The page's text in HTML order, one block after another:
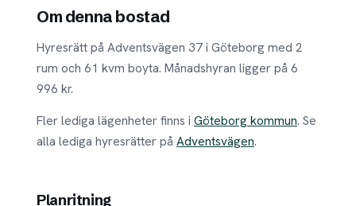
Om denna bostad
Hyresrätt på Adventsvägen 37 i Göteborg med 2
rum och 61 kvm boyta. Månadshyran ligger på 6
996 kr.
Fler lediga lägenheter finns i Göteborg kommun. Se
alla lediga hyresrätter på Adventsvägen.
Planritning